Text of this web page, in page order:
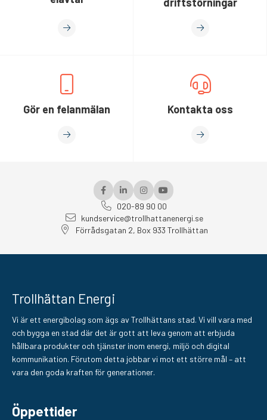
Gör en felanmälan Kontakta oss
020-89 90 00
kundservice@trollhattanenergi.se
Förrådsgatan 2, Box 933 Trollhättan
Trollhättan Energi
Vi är ett energibolag som ägs av Trollhättans stad. Vi vill vara med
och bygga en stad där det är gott att leva genom att erbjuda
hållbara produkter och tjänster inom energi, miljö och digital
kommunikation. Förutom detta jobbar vi mot ett större mål – att
vara den goda kraften för generationer.
Öppettider